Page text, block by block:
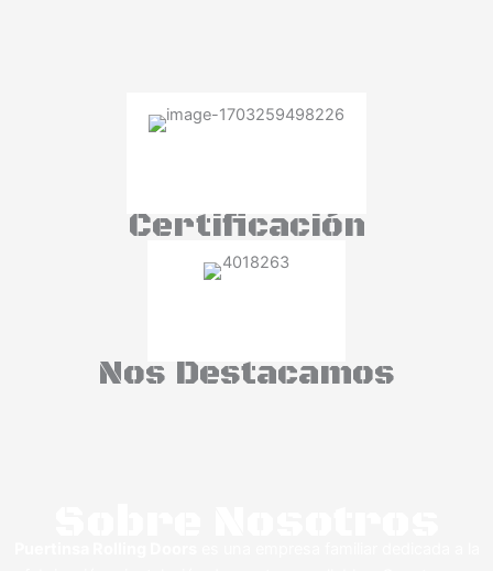
Certificación
Nos Destacamos